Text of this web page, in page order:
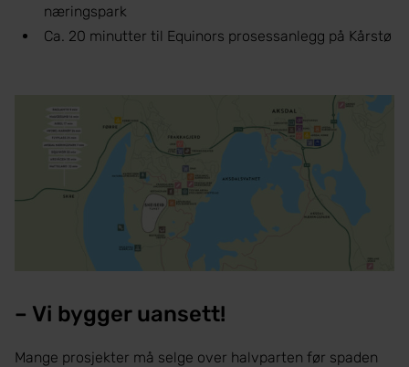
næringspark
Ca. 20 minutter til Equinors prosessanlegg på Kårstø
– Vi bygger uansett!
Mange prosjekter må selge over halvparten før spaden